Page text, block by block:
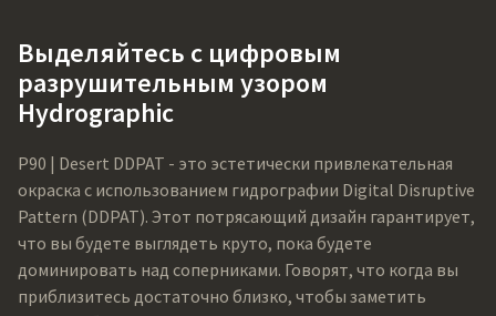
Выделяйтесь с цифровым
разрушительным узором
Hydrographic
P90 | Desert DDPAT - это эстетически привлекательная
окраска с использованием гидрографии Digital Disruptive
Pattern (DDPAT). Этот потрясающий дизайн гарантирует,
что вы будете выглядеть круто, пока будете
доминировать над соперниками. Говорят, что когда вы
приблизитесь достаточно близко, чтобы заметить